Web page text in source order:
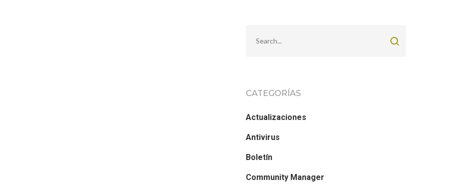
CATEGORÍAS
Actualizaciones
Antivirus
Boletín
Community Manager